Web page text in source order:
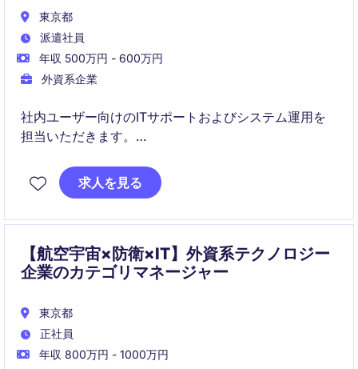
東京都
派遣社員
年収 500万円 - 600万円
外資系企業
社内ユーザー向けのITサポートおよびシステム運用を
担当いただきます。
だくポジションです。
求人を見る
【航空宇宙×防衛×IT】外資系テクノロジー
企業のカテゴリマネージャー
東京都
正社員
年収 800万円 - 1000万円